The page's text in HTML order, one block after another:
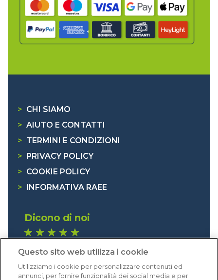
> CHI SIAMO
> AIUTO E CONTATTI
> TERMINI E CONDIZIONI
>
PRIVACY POLICY
> COOKIE POLICY
>
INFORMATIVA RAEE
Dicono di noi
Eccellente (4,8)
Acquisti verificati
Questo sito web utilizza i cookie
Utilizziamo i cookie per personalizzare contenuti ed
annunci, per fornire funzionalità dei social media e per